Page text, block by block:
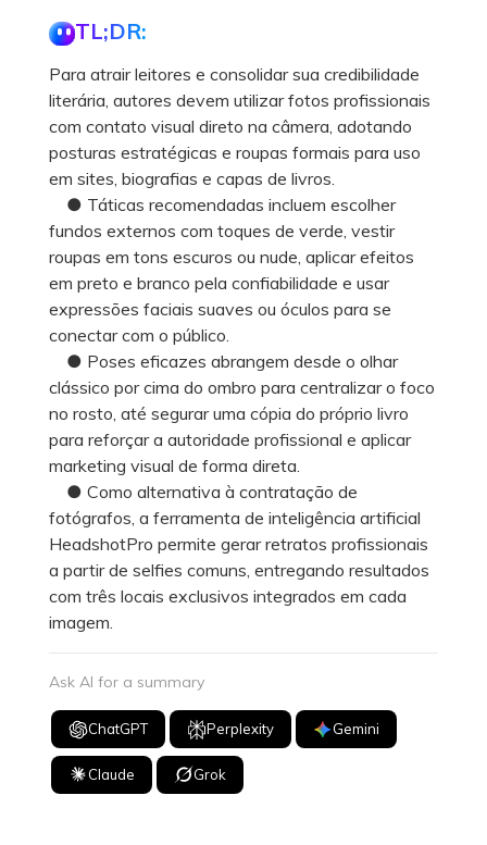
TL;DR:
Para atrair leitores e consolidar sua credibilidade
literária, autores devem utilizar fotos profissionais
com contato visual direto na câmera, adotando
posturas estratégicas e roupas formais para uso
em sites, biografias e capas de livros.
● Táticas recomendadas incluem escolher
fundos externos com toques de verde, vestir
roupas em tons escuros ou nude, aplicar efeitos
em preto e branco pela confiabilidade e usar
expressões faciais suaves ou óculos para se
conectar com o público.
● Poses eficazes abrangem desde o olhar
clássico por cima do ombro para centralizar o foco
no rosto, até segurar uma cópia do próprio livro
para reforçar a autoridade profissional e aplicar
marketing visual de forma direta.
● Como alternativa à contratação de
fotógrafos, a ferramenta de inteligência artificial
HeadshotPro permite gerar retratos profissionais
a partir de selfies comuns, entregando resultados
com três locais exclusivos integrados em cada
imagem.
Ask AI for a summary
ChatGPT Perplexity Gemini
Claude Grok